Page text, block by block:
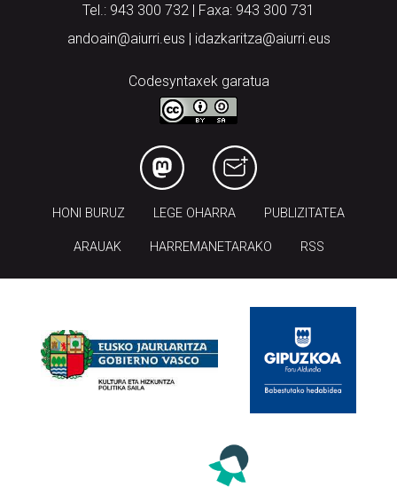
Tel.: 943 300 732 | Faxa: 943 300 731
andoain@aiurri.eus | idazkaritza@aiurri.eus
Codesyntaxek garatua
HONI BURUZ LEGE OHARRA PUBLIZITATEA
ARAUAK HARREMANETARAKO RSS